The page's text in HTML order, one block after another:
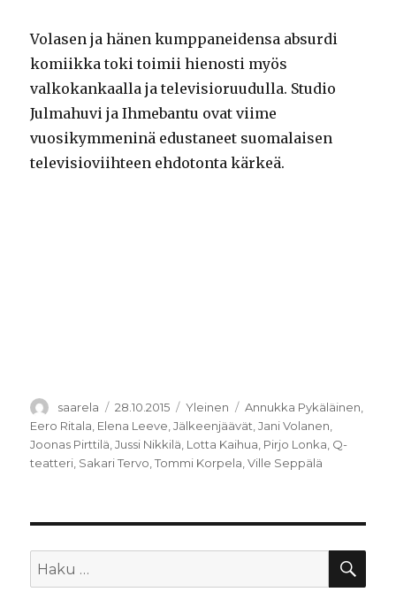
Volasen ja hänen kumppaneidensa absurdi
komiikka toki toimii hienosti myös
valkokankaalla ja televisioruudulla. Studio
Julmahuvi ja Ihmebantu ovat viime
vuosikymmeninä edustaneet suomalaisen
televisioviihteen ehdotonta kärkeä.
Kirjoittaja
saarela Julkaistu
28.10.2015 Kategoriat
Yleinen Avainsanat
Annukka Pykäläinen,
Eero Ritala, Elena Leeve,Jälkeenjäävät,Jani Volanen,
Joonas Pirttilä,Jussi Nikkilä, Lotta Kaihua, Pirjo Lonka, Q-
teatteri, Sakari Tervo,Tommi Korpela,Ville Seppälä
Etsi: